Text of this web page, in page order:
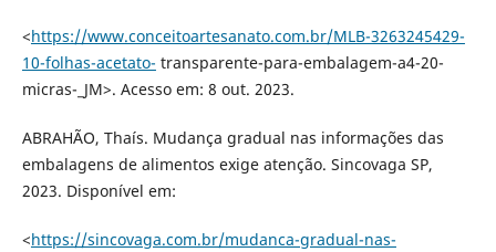
<https://www.conceitoartesanato.com.br/MLB-3263245429-
10-folhas-acetato- transparente-para-embalagem-a4-20-
micras-_JM>. Acesso em: 8 out. 2023.
ABRAHÃO, Thaís. Mudança gradual nas informações das
embalagens de alimentos exige atenção. Sincovaga SP,
2023. Disponível em:
<https://sincovaga.com.br/mudanca-gradual-nas-